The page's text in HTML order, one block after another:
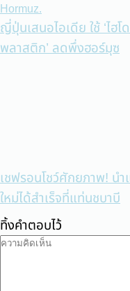
ญี่ปุ่นเสนอไอเดีย ใช้ ‘ไฮ
พลาสติก’ ลดพึ่งฮอร์มุซ
เชฟรอนโชว์ศักยภาพ! น
ใหม่ได้สำเร็จที่แท่นชบาบี
ทิ้งคำตอบไว้